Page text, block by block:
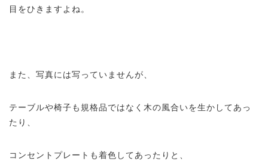
目をひきますよね。
また、写真には写っていませんが、
テーブルや椅子も規格品ではなく木の風合いを生かしてあっ
たり、
コンセントプレートも着色してあったりと、